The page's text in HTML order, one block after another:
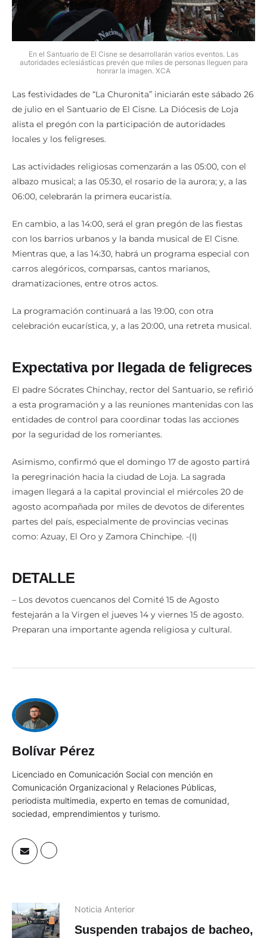
En el Santuario de El Cisne se desarrollarán varios eventos. Las
autoridades eclesiásticas prevén que miles de personas lleguen para
honrar la imagen. XCA
Las festividades de “La Churonita” iniciarán este sábado 26
de julio en el Santuario de El Cisne. La Diócesis de Loja
alista el pregón con la participación de autoridades
locales y los feligreses.
Las actividades religiosas comenzarán a las 05:00, con el
albazo musical; a las 05:30, el rosario de la aurora; y, a las
06:00, celebrarán la primera eucaristía.
En cambio, a las 14:00, será el gran pregón de las fiestas
con los barrios urbanos y la banda musical de El Cisne.
Mientras que, a las 14:30, habrá un programa especial con
carros alegóricos, comparsas, cantos marianos,
dramatizaciones, entre otros actos.
La programación continuará a las 19:00, con otra
celebración eucarística, y, a las 20:00, una retreta musical.
Expectativa por llegada de feligreces
El padre Sócrates Chinchay, rector del Santuario, se refirió
a esta programación y a las reuniones mantenidas con las
entidades de control para coordinar todas las acciones
por la seguridad de los romeriantes.
Asimismo, confirmó que el domingo 17 de agosto partirá
la peregrinación hacia la ciudad de Loja. La sagrada
imagen llegará a la capital provincial el miércoles 20 de
agosto acompañada por miles de devotos de diferentes
partes del país, especialmente de provincias vecinas
como: Azuay, El Oro y Zamora Chinchipe. -(I)
DETALLE
– Los devotos cuencanos del Comité 15 de Agosto
festejarán a la Virgen el jueves 14 y viernes 15 de agosto.
Preparan una importante agenda religiosa y cultural.
Bolívar Pérez
Licenciado en Comunicación Social con mención en
Comunicación Organizacional y Relaciones Públicas,
periodista multimedia, experto en temas de comunidad,
sociedad, emprendimientos y turismo.
Noticia Anterior
Suspenden trabajos de bacheo,